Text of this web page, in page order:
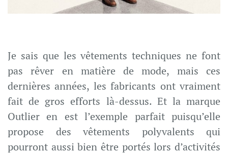
Je sais que les vêtements techniques ne font
pas rêver en matière de mode, mais ces
dernières années, les fabricants ont vraiment
fait de gros efforts là-dessus. Et la marque
Outlier en est l’exemple parfait puisqu’elle
propose des vêtements polyvalents qui
pourront aussi bien être portés lors d’activités